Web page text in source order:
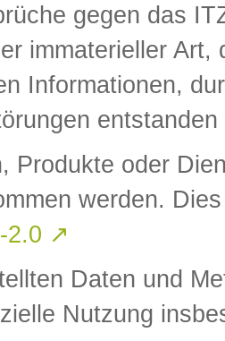
gegen das
immaterieller
Informationen,
Produkte oder
werden.
2.0 ↗
Daten und
Nutzung